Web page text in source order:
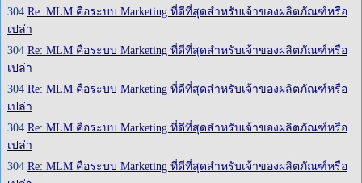
304 Re: MLM คือระบบ Marketing ที่ดีที่สุดสำหรับเจ้าของผลิตภัณฑ์หรือ
เปล่า
304 Re: MLM คือระบบ Marketing ที่ดีที่สุดสำหรับเจ้าของผลิตภัณฑ์หรือ
เปล่า
304 Re: MLM คือระบบ Marketing ที่ดีที่สุดสำหรับเจ้าของผลิตภัณฑ์หรือ
เปล่า
304 Re: MLM คือระบบ Marketing ที่ดีที่สุดสำหรับเจ้าของผลิตภัณฑ์หรือ
เปล่า
304 Re: MLM คือระบบ Marketing ที่ดีที่สุดสำหรับเจ้าของผลิตภัณฑ์หรือ